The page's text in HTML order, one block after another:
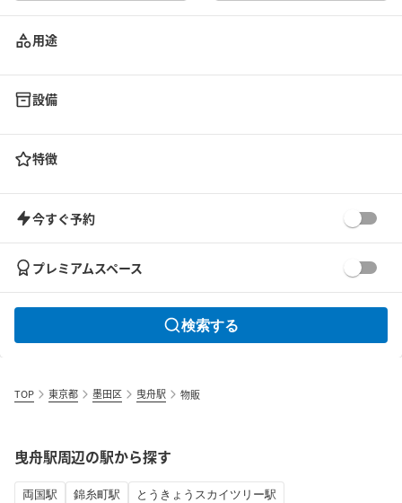
用途
設備
特徴
今すぐ予約
プレミアムスペース
検索する
TOP 東京都 墨田区 曳舟駅 物販
曳舟駅周辺の駅から探す
両国駅 錦糸町駅
とうきょうスカイツリー駅